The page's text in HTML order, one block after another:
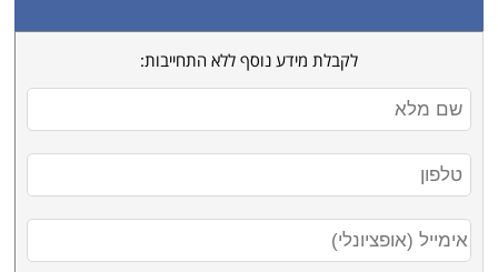
לקבלת מידע נוסף ללא התחייבות: